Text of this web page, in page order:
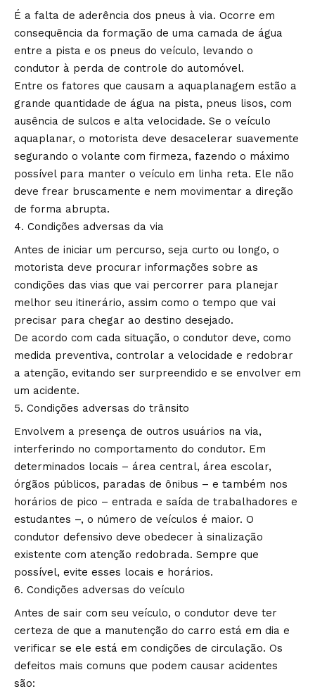
É a falta de aderência dos pneus à via. Ocorre em
consequência da formação de uma camada de água
entre a pista e os pneus do veículo, levando o
condutor à perda de controle do automóvel.
Entre os fatores que causam a aquaplanagem estão a
grande quantidade de água na pista, pneus lisos, com
ausência de sulcos e alta velocidade. Se o veículo
aquaplanar, o motorista deve desacelerar suavemente
segurando o volante com firmeza, fazendo o máximo
possível para manter o veículo em linha reta. Ele não
deve frear bruscamente e nem movimentar a direção
de forma abrupta.
Condições adversas da via
Antes de iniciar um percurso, seja curto ou longo, o
motorista deve procurar informações sobre as
condições das vias que vai percorrer para planejar
melhor seu itinerário, assim como o tempo que vai
precisar para chegar ao destino desejado.
De acordo com cada situação, o condutor deve, como
medida preventiva, controlar a velocidade e redobrar
a atenção, evitando ser surpreendido e se envolver em
um acidente.
Condições adversas do trânsito
Envolvem a presença de outros usuários na via,
interferindo no comportamento do condutor. Em
determinados locais – área central, área escolar,
órgãos públicos, paradas de ônibus – e também nos
horários de pico – entrada e saída de trabalhadores e
estudantes –, o número de veículos é maior. O
condutor defensivo deve obedecer à sinalização
existente com atenção redobrada. Sempre que
possível, evite esses locais e horários.
Condições adversas do veículo
Antes de sair com seu veículo, o condutor deve ter
certeza de que a manutenção do carro está em dia e
verificar se ele está em condições de circulação. Os
defeitos mais comuns que podem causar acidentes
são: